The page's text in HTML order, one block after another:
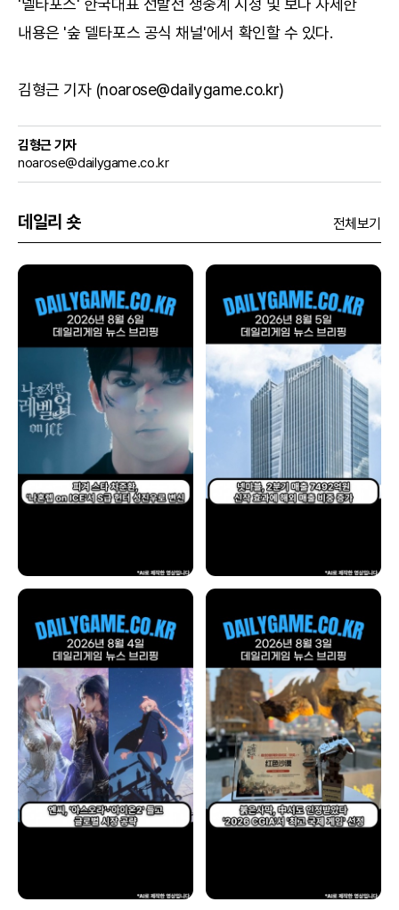
'델타포스' 한국대표 선발전 생중계 시청 및 보다 자세한
내용은 '숲 델타포스 공식 채널'에서 확인할 수 있다.
김형근 기자 (noarose@dailygame.co.kr)
김형근 기자
noarose@dailygame.co.kr
데일리 숏 전체보기